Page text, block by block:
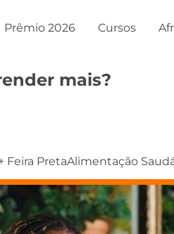
Prêmio 2026 Cursos
mais?
Feira PretaAlimentação